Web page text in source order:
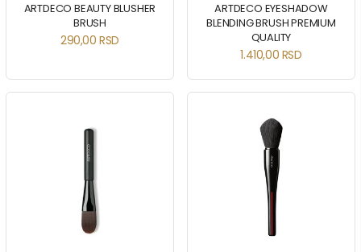
ARTDECO BEAUTY BLUSHER
BRUSH
290,00RSD
ARTDECO EYESHADOW
BLENDING BRUSH PREMIUM
QUALITY
1.410,00 RSD